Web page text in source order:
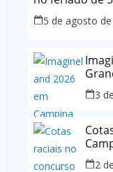
o que muda
5 de agosto
3
após
2